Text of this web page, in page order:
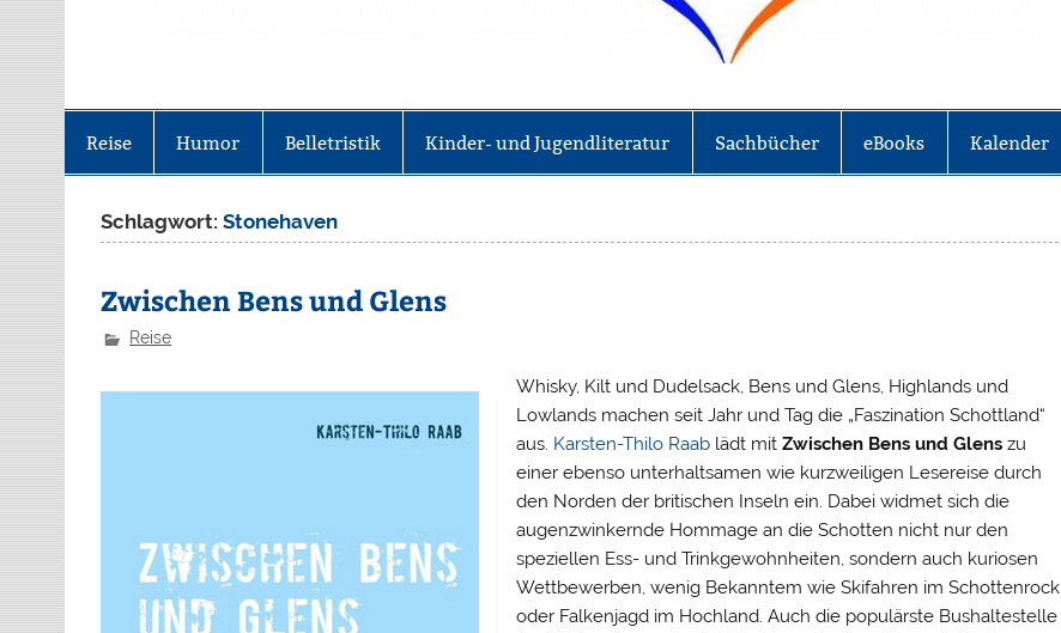
Reise Humor Belletristik Kinder- und Jugendliteratur Sachbücher eBooks Kalender
Schlagwort:Stonehaven
Zwischen Bens und Glens
Reise
Whisky, Kilt und Dudelsack, Bens und Glens, Highlands und
Lowlands machen seit Jahr und Tag die „Faszination Schottland“
aus. Karsten-Thilo Raablädt mit Zwischen Bens und Glenszu
einer ebenso unterhaltsamen wie kurzweiligen Lesereise durch
den Norden der britischen Inseln ein. Dabei widmet sich die
augenzwinkernde Hommage an die Schotten nicht nur den
speziellen Ess- und Trinkgewohnheiten, sondern auch kuriosen
Wettbewerben, wenig Bekanntem wie Skifahren im Schottenrock
oder Falkenjagd im Hochland. Auch die populärste Bushaltestelle